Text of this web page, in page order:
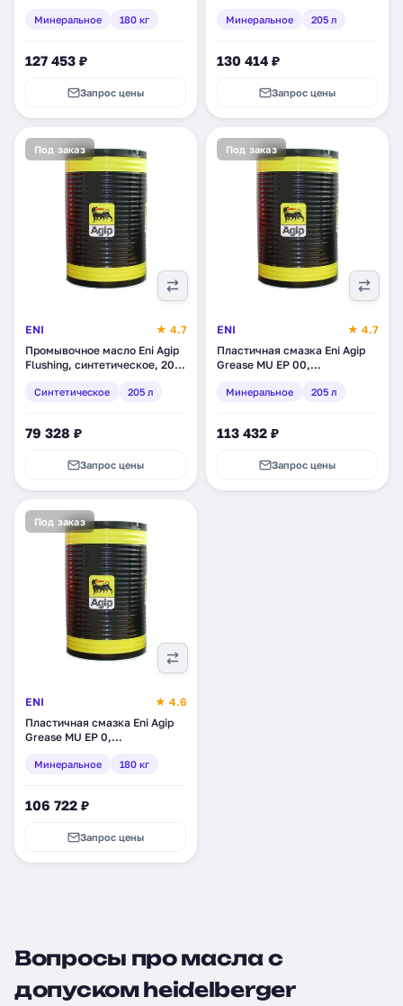
Минеральное 180 кг
127 453 ₽
Запрос цены
Минеральное 205 л
130 414 ₽
Запрос цены
Под заказ
ENI
★ 4.7
Промывочное масло Eni Agip
Flushing, синтетическое, 205
Синтетическое 205 л
79 328 ₽
Запрос цены
Под заказ
ENI
★ 4.7
Пластичная смазка Eni Agip
Grease MU EP 00,
Минеральное 205 л
113 432 ₽
Запрос цены
Под заказ
ENI
★ 4.6
Пластичная смазка Eni Agip
Grease MU EP 0,
Минеральное 180 кг
106 722 ₽
Запрос цены
Вопросы про масла с
допуском heidelberger